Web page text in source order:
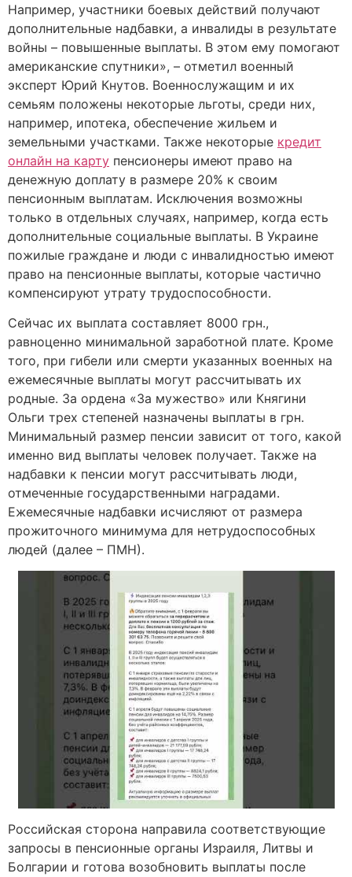
Например, участники боевых действий получают
дополнительные надбавки, а инвалиды в результате
войны – повышенные выплаты. В этом ему помогают
американские спутники», – отметил военный
эксперт Юрий Кнутов. Военнослужащим и их
семьям положены некоторые льготы, среди них,
например, ипотека, обеспечение жильем и
земельными участками. Также некоторые кредит
онлайн на карту пенсионеры имеют право на
денежную доплату в размере 20% к своим
пенсионным выплатам. Исключения возможны
только в отдельных случаях, например, когда есть
дополнительные социальные выплаты. В Украине
пожилые граждане и люди с инвалидностью имеют
право на пенсионные выплаты, которые частично
компенсируют утрату трудоспособности.
Сейчас их выплата составляет 8000 грн.,
равноценно минимальной заработной плате. Кроме
того, при гибели или смерти указанных военных на
ежемесячные выплаты могут рассчитывать их
родные. За ордена «За мужество» или Княгини
Ольги трех степеней назначены выплаты в грн.
Минимальный размер пенсии зависит от того, какой
именно вид выплаты человек получает. Также на
надбавки к пенсии могут рассчитывать люди,
отмеченные государственными наградами.
Ежемесячные надбавки исчисляют от размера
прожиточного минимума для нетрудоспособных
людей (далее – ПМН).
Российская сторона направила соответствующие
запросы в пенсионные органы Израиля, Литвы и
Болгарии и готова возобновить выплаты после